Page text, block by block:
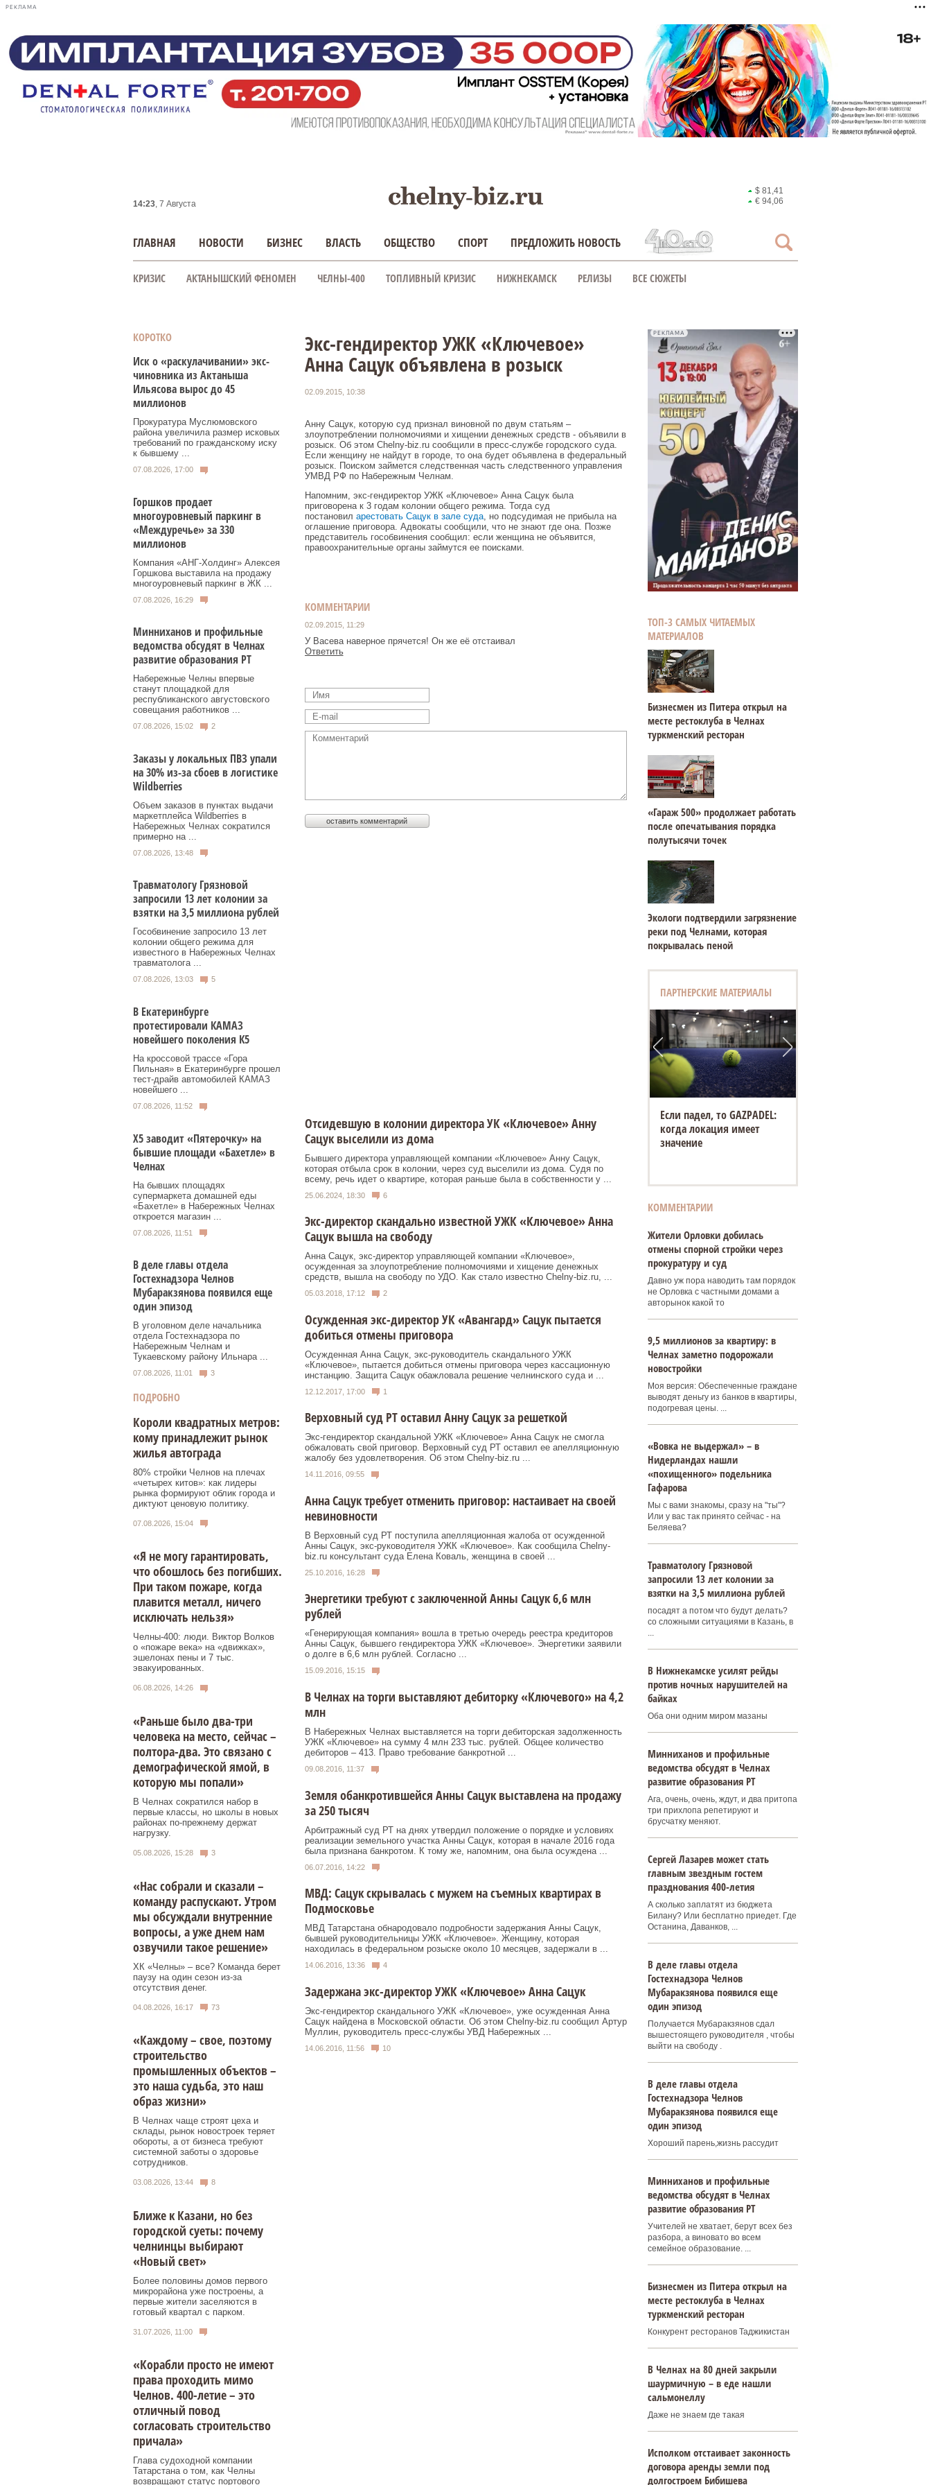
РЕКЛАМА
14:23, 7 Августа
$ 81,41
€ 94,06
ГЛАВНАЯ НОВОСТИ БИЗНЕС ВЛАСТЬ ОБЩЕСТВО СПОРТ ПРЕДЛОЖИТЬ НОВОСТЬ
КРИЗИС АКТАНЫШСКИЙ ФЕНОМЕН ЧЕЛНЫ-400 ТОПЛИВНЫЙ КРИЗИС НИЖНЕКАМСК РЕЛИЗЫ ВСЕ СЮЖЕТЫ
КОРОТКО
Иск о «раскулачивании» экс-
чиновника из Актаныша
Ильясова вырос до 45
миллионов
Прокуратура Муслюмовского
района увеличила размер исковых
требований по гражданскому иску
к бывшему ...
07.08.2026, 17:00
Горшков продает
многоуровневый паркинг в
«Междуречье» за 330
миллионов
Компания «АНГ-Холдинг» Алексея
Горшкова выставила на продажу
многоуровневый паркинг в ЖК ...
07.08.2026, 16:29
Минниханов и профильные
ведомства обсудят в Челнах
развитие образования РТ
Набережные Челны впервые
станут площадкой для
республиканского августовского
совещания работников ...
07.08.2026, 15:02 2
Заказы у локальных ПВЗ упали
на 30% из-за сбоев в логистике
Wildberries
Объем заказов в пунктах выдачи
маркетплейса Wildberries в
Набережных Челнах сократился
примерно на ...
07.08.2026, 13:48
Травматологу Грязновой
запросили 13 лет колонии за
взятки на 3,5 миллиона рублей
Гособвинение запросило 13 лет
колонии общего режима для
известного в Набережных Челнах
травматолога ...
07.08.2026, 13:03 5
В Екатеринбурге
протестировали КАМАЗ
новейшего поколения К5
На кроссовой трассе «Гора
Пильная» в Екатеринбурге прошел
тест-драйв автомобилей КАМАЗ
новейшего ...
07.08.2026, 11:52
Х5 заводит «Пятерочку» на
бывшие площади «Бахетле» в
Челнах
На бывших площадях
супермаркета домашней еды
«Бахетле» в Набережных Челнах
откроется магазин ...
07.08.2026, 11:51
В деле главы отдела
Гостехнадзора Челнов
Мубаракзянова появился еще
один эпизод
В уголовном деле начальника
отдела Гостехнадзора по
Набережным Челнам и
Тукаевскому району Ильнара ...
07.08.2026, 11:01 3
ПОДРОБНО
Короли квадратных метров:
кому принадлежит рынок
жилья автограда
80% стройки Челнов на плечах
«четырех китов»: как лидеры
рынка формируют облик города и
диктуют ценовую политику.
07.08.2026, 15:04
«Я не могу гарантировать,
что обошлось без погибших.
При таком пожаре, когда
плавится металл, ничего
исключать нельзя»
Челны-400: люди. Виктор Волков
о «пожаре века» на «движках»,
эшелонах пены и 7 тыс.
эвакуированных.
06.08.2026, 14:26
«Раньше было два-три
человека на место, сейчас –
полтора-два. Это связано с
демографической ямой, в
которую мы попали»
В Челнах сократился набор в
первые классы, но школы в новых
районах по-прежнему держат
нагрузку.
05.08.2026, 15:28 3
«Нас собрали и сказали –
команду распускают. Утром
мы обсуждали внутренние
вопросы, а уже днем нам
озвучили такое решение»
ХК «Челны» – все? Команда берет
паузу на один сезон из-за
отсутствия денег.
04.08.2026, 16:17 73
«Каждому – свое, поэтому
строительство
промышленных объектов –
это наша судьба, это наш
образ жизни»
В Челнах чаще строят цеха и
склады, рынок новостроек теряет
обороты, а от бизнеса требуют
системной заботы о здоровье
сотрудников.
03.08.2026, 13:44 8
Ближе к Казани, но без
городской суеты: почему
челнинцы выбирают
«Новый свет»
Более половины домов первого
микрорайона уже построены, а
первые жители заселяются в
готовый квартал с парком.
31.07.2026, 11:00
«Корабли просто не имеют
права проходить мимо
Челнов. 400-летие – это
отличный повод
согласовать строительство
причала»
Глава судоходной компании
Татарстана о том, как Челны
возвращают статус портового
Экс-гендиректор УЖК «Ключевое»
Анна Сацук объявлена в розыск
02.09.2015, 10:38
Анну Сацук, которую суд признал виновной по двум статьям –
злоупотреблении полномочиями и хищении денежных средств - объявили в
розыск. Об этом Chelny-biz.ru сообщили в пресс-службе городского суда.
Если женщину не найдут в городе, то она будет объявлена в федеральный
розыск. Поиском займется следственная часть следственного управления
УМВД РФ по Набережным Челнам.
Напомним, экс-гендиректор УЖК «Ключевое» Анна Сацук была
приговорена к 3 годам колонии общего режима. Тогда суд
постановил арестовать Сацук в зале суда, но подсудимая не прибыла на
оглашение приговора. Адвокаты сообщили, что не знают где она. Позже
представитель гособвинения сообщил: если женщина не объявится,
правоохранительные органы займутся ее поисками.
КОММЕНТАРИИ
02.09.2015, 11:29
У Васева наверное прячется! Он же её отстаивал
Ответить
Отсидевшую в колонии директора УК «Ключевое» Анну
Сацук выселили из дома
Бывшего директора управляющей компании «Ключевое» Анну Сацук,
которая отбыла срок в колонии, через суд выселили из дома. Судя по
всему, речь идет о квартире, которая раньше была в собственности у ...
25.06.2024, 18:30 6
Экс-директор скандально известной УЖК «Ключевое» Анна
Сацук вышла на свободу
Анна Сацук, экс-директор управляющей компании «Ключевое»,
осужденная за злоупотребление полномочиями и хищение денежных
средств, вышла на свободу по УДО. Как стало известно Chelny-biz.ru, ...
05.03.2018, 17:12 2
Осужденная экс-директор УК «Авангард» Сацук пытается
добиться отмены приговора
Осужденная Анна Сацук, экс-руководитель скандального УЖК
«Ключевое», пытается добиться отмены приговора через кассационную
инстанцию. Защита Сацук обажловала решение челнинского суда и ...
12.12.2017, 17:00 1
Верховный суд РТ оставил Анну Сацук за решеткой
Экс-гендиректор скандальной УЖК «Ключевое» Анна Сацук не смогла
обжаловать свой приговор. Верховный суд РТ оставил ее апелляционную
жалобу без удовлетворения. Об этом Chelny-biz.ru ...
14.11.2016, 09:55
Анна Сацук требует отменить приговор: настаивает на своей
невиновности
В Верховный суд РТ поступила апелляционная жалоба от осужденной
Анны Сацук, экс-руководителя УЖК «Ключевое». Как сообщила Chelny-
biz.ru консультант суда Елена Коваль, женщина в своей ...
25.10.2016, 16:28
Энергетики требуют с заключенной Анны Сацук 6,6 млн
рублей
«Генерирующая компания» вошла в третью очередь реестра кредиторов
Анны Сацук, бывшего гендиректора УЖК «Ключевое». Энергетики заявили
о долге в 6,6 млн рублей. Согласно ...
15.09.2016, 15:15
В Челнах на торги выставляют дебиторку «Ключевого» на 4,2
млн
В Набережных Челнах выставляется на торги дебиторская задолженность
УЖК «Ключевое» на сумму 4 млн 233 тыс. рублей. Общее количество
дебиторов – 413. Право требование банкротной ...
09.08.2016, 11:37
Земля обанкротившейся Анны Сацук выставлена на продажу
за 250 тысяч
Арбитражный суд РТ на днях утвердил положение о порядке и условиях
реализации земельного участка Анны Сацук, которая в начале 2016 года
была признана банкротом. К тому же, напомним, она была осуждена ...
06.07.2016, 14:22
МВД: Сацук скрывалась с мужем на съемных квартирах в
Подмосковье
МВД Татарстана обнародовало подробности задержания Анны Сацук,
бывшей руководительницы УЖК «Ключевое». Женщину, которая
находилась в федеральном розыске около 10 месяцев, задержали в ...
14.06.2016, 13:36 4
Задержана экс-директор УЖК «Ключевое» Анна Сацук
Экс-гендиректор скандального УЖК «Ключевое», уже осужденная Анна
Сацук найдена в Московской области. Об этом Chelny-biz.ru сообщил Артур
Муллин, руководитель пресс-службы УВД Набережных ...
14.06.2016, 11:56 10
РЕКЛАМА
ТОП-3 САМЫХ ЧИТАЕМЫХ
МАТЕРИАЛОВ
Бизнесмен из Питера открыл на
месте рестоклуба в Челнах
туркменский ресторан
«Гараж 500» продолжает работать
после опечатывания порядка
полутысячи точек
Экологи подтвердили загрязнение
реки под Челнами, которая
покрывалась пеной
ПАРТНЕРСКИЕ МАТЕРИАЛЫ
Если падел, то GAZPADEL:
когда локация имеет
значение
КОММЕНТАРИИ
Жители Орловки добилась
отмены спорной стройки через
прокуратуру и суд
Давно уж пора наводить там порядок
не Орловка с частными домами а
авторынок какой то
9,5 миллионов за квартиру: в
Челнах заметно подорожали
новостройки
Моя версия: Обеспеченные граждане
выводят деньгу из банков в квартиры,
подогревая цены. ...
«Вовка не выдержал» – в
Нидерландах нашли
«похищенного» подельника
Гафарова
Мы с вами знакомы, сразу на "ты"?
Или у вас так принято сейчас - на
Беляева?
Травматологу Грязновой
запросили 13 лет колонии за
взятки на 3,5 миллиона рублей
посадят а потом что будут делать?
со сложными ситуациями в Казань, в
...
В Нижнекамске усилят рейды
против ночных нарушителей на
байках
Оба они одним миром мазаны
Минниханов и профильные
ведомства обсудят в Челнах
развитие образования РТ
Ага, очень, очень, ждут, и два притопа
три прихлопа репетируют и
брусчатку меняют.
Сергей Лазарев может стать
главным звездным гостем
празднования 400‑летия
А сколько заплатят из бюджета
Билану? Или бесплатно приедет. Где
Останина, Даванков, ...
В деле главы отдела
Гостехнадзора Челнов
Мубаракзянова появился еще
один эпизод
Получается Мубаракзянов сдал
вышестоящего руководителя , чтобы
выйти на свободу .
В деле главы отдела
Гостехнадзора Челнов
Мубаракзянова появился еще
один эпизод
Хороший парень,жизнь рассудит
Минниханов и профильные
ведомства обсудят в Челнах
развитие образования РТ
Учителей не хватает, берут всех без
разбора, а виновато во всем
семейное образование. ...
Бизнесмен из Питера открыл на
месте рестоклуба в Челнах
туркменский ресторан
Конкурент ресторанов Таджикистан
В Челнах на 80 дней закрыли
шаурмичную – в еде нашли
сальмонеллу
Даже не знаем где такая
Исполком отстаивает законность
договора аренды земли под
долгостроем Бибишева